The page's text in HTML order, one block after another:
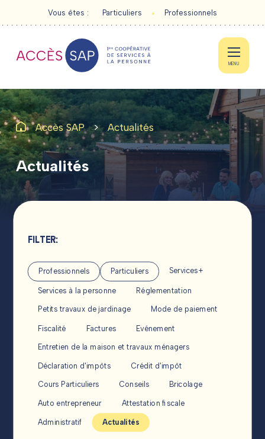
Vous êtes : Particuliers Professionnels
MENU
PARTICULIERS
PROFESSIONNELS
Accès SAP > Actualités
Actualités
Professionnels Particuliers Services+
Services à la personne Réglementation
Petits travaux de jardinage Mode de paiement
Fiscalité Factures Evénement
Entretien de la maison et travaux ménagers
Déclaration d'impôts Crédit d'impôt
Cours Particuliers Conseils Bricolage
Auto entrepreneur Attestation fiscale
Administratif Actualités